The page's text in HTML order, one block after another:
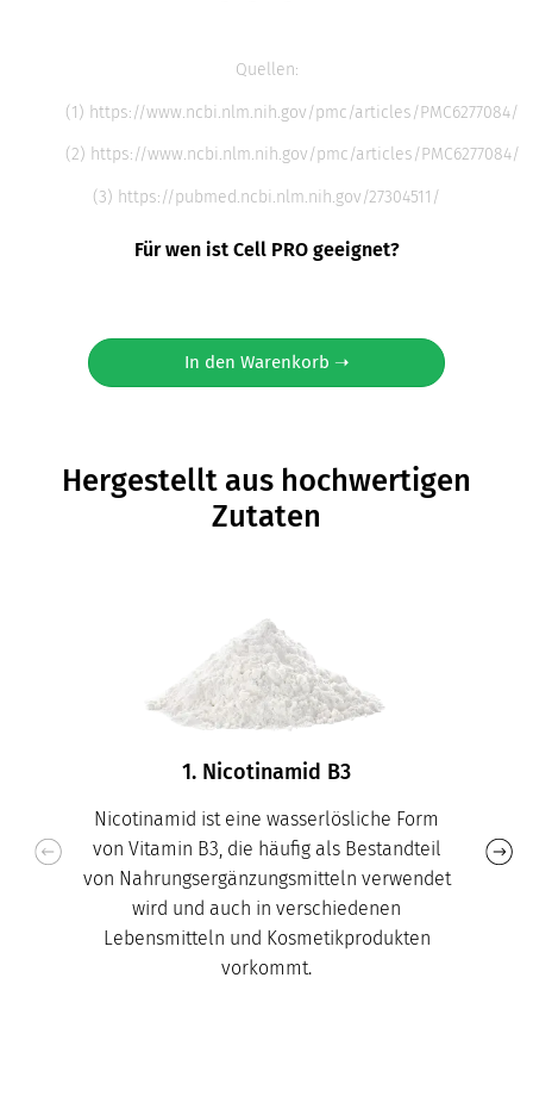
Quellen:
(1) https://www.ncbi.nlm.nih.gov/pmc/articles/PMC6277084/
(2) https://www.ncbi.nlm.nih.gov/pmc/articles/PMC6277084/
(3) https://pubmed.ncbi.nlm.nih.gov/27304511/
Für wen ist Cell PRO geeignet?
In den Warenkorb ➝
Hergestellt aus hochwertigen
Zutaten
1. Nicotinamid B3
Nicotinamid ist eine wasserlösliche Form
von Vitamin B3, die häufig als Bestandteil
von Nahrungsergänzungsmitteln verwendet
wird und auch in verschiedenen
Lebensmitteln und Kosmetikprodukten
vorkommt.